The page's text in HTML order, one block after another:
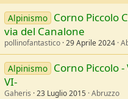
Alpinismo Corno Piccolo
via del Canalone
pollinofantastico 29 Aprile 2024
Alpinismo Corno Piccolo
VI-
Gaheris 23 Luglio 2015 Abruzzo